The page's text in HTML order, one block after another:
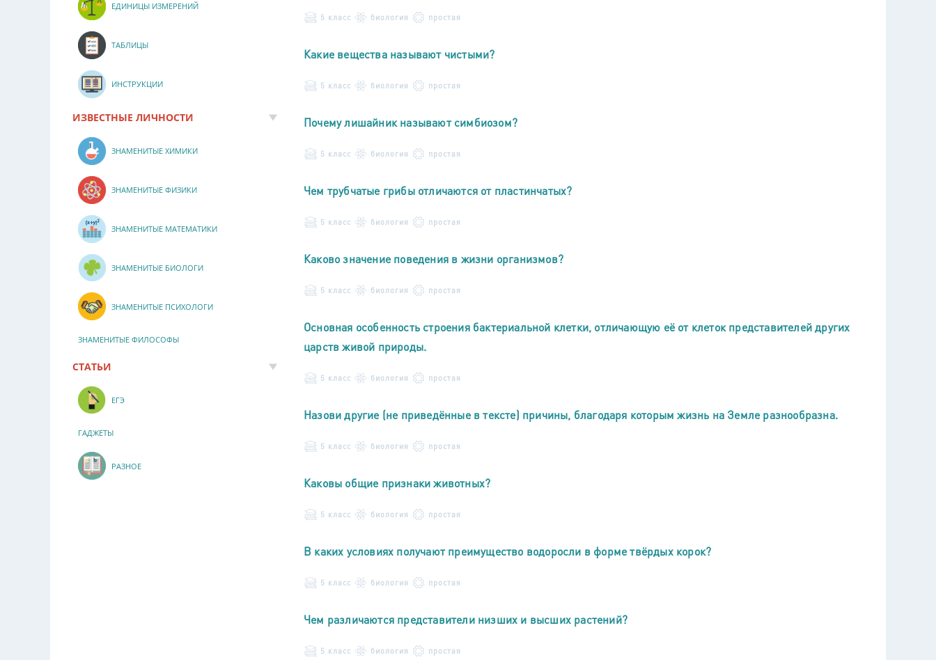
5 класс биология простая
Какие вещества называют чистыми?
5 класс биология простая
Почему лишайник называют симбиозом?
5 класс биология простая
Чем трубчатые грибы отличаются от пластинчатых?
5 класс биология простая
Каково значение поведения в жизни организмов?
5 класс биология простая
Основная особенность строения бактериальной клетки, отличающую её от клеток представителей других
царств живой природы.
5 класс биология простая
Назови другие (не приведённые в тексте) причины, благодаря которым жизнь на Земле разнообразна.
5 класс биология простая
Каковы общие признаки животных?
5 класс биология простая
В каких условиях получают преимущество водоросли в форме твёрдых корок?
5 класс биология простая
Чем различаются представители низших и высших растений?
5 класс биология простая
ЕДИНИЦЫ ИЗМЕРЕНИЙ
ТАБЛИЦЫ
ИНСТРУКЦИИ
ИЗВЕСТНЫЕ ЛИЧНОСТИ
ЗНАМЕНИТЫЕ ХИМИКИ
ЗНАМЕНИТЫЕ ФИЗИКИ
ЗНАМЕНИТЫЕ МАТЕМАТИКИ
ЗНАМЕНИТЫЕ БИОЛОГИ
ЗНАМЕНИТЫЕ ПСИХОЛОГИ
ЗНАМЕНИТЫЕ ФИЛОСОФЫ
СТАТЬИ
ЕГЭ
ГАДЖЕТЫ
РАЗНОЕ